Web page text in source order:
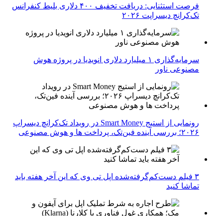
فرصت استثنایی: دریافت تخفیف ۴۰۰ دلاری بلیط کنفرانس
تک‌کرانچ دیسراپت ۲۰۲۶
سرمایه‌گذاری ۱ میلیارد دلاری انویدیا در پروژه هوش
مصنوعی ناور
رونمایی از استیج Smart Money در رویداد تک‌کرانچ دیسراپ
۲۰۲۶؛ بررسی آینده فین‌تک، پرداخت‌ ها و هوش مصنوعی
۳ فیلم دست‌کم‌گرفته‌شده اپل تی وی که این آخر هفته باید
تماشا کنید